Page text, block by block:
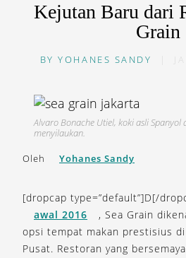
Kejutan Baru dari
Grain
BYYOHANES SANDY
Alvaro Bonache Utiel, koki asli Spanyol
menyilaukan.
Oleh
Yohanes Sandy
[dropcap type=”default”]D[/
awal 2016
, Sea Grain
opsi tempat makan prestisius di
Pusat. Restoran yang